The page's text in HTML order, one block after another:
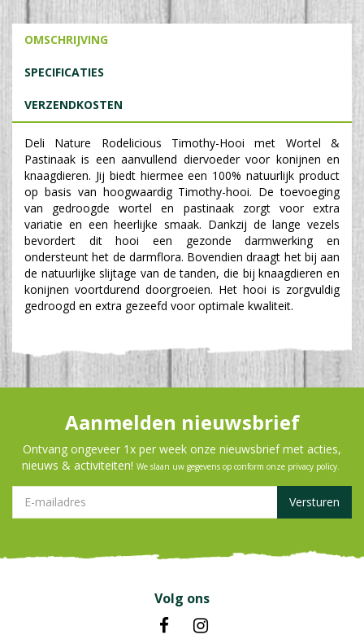
OMSCHRIJVING
SPECIFICATIES
VERZENDKOSTEN
Deli Nature Rodelicious Timothy-Hooi met Wortel &
Pastinaak is een aanvullend diervoeder voor konijnen en
knaagdieren. Jij biedt hiermee een 100% natuurlijk product
op basis van hoogwaardig Timothy-hooi. De toevoeging
van gedroogde wortel en pastinaak zorgt voor extra
variatie en een heerlijke smaak. Dankzij de lange vezels
bevordert dit hooi een gezonde darmwerking en
ondersteunt het de darmflora. Bovendien draagt het bij aan
de natuurlijke slijtage van de tanden, die bij knaagdieren en
konijnen voortdurend doorgroeien. Het hooi is zorgvuldig
gedroogd en extra gezeefd voor optimale kwaliteit.
Aanmelden nieuwsbrief
Ontvang ongeveer 1x per week onze nieuwsbrief met acties,
nieuws & activiteiten! We slaan uw gegevens op conform onze privacy policy.
Volg ons